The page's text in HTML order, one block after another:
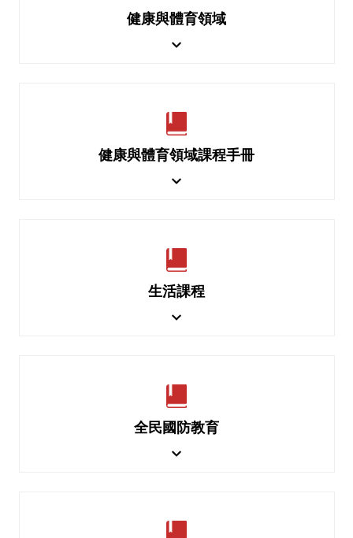
健康與體育領域
健康與體育領域課程手冊
生活課程
全民國防教育